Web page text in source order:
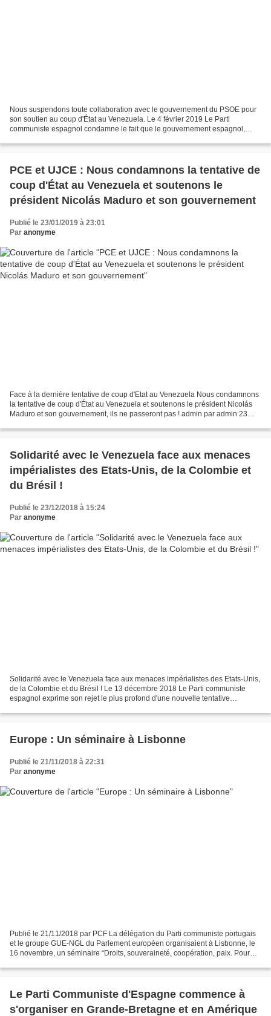
Nous suspendons toute collaboration avec le gouvernement du PSOE pour
son soutien au coup d'État au Venezuela. Le 4 février 2019 Le Parti
communiste espagnol condamne le fait que le gouvernement espagnol,
PCE et UJCE : Nous condamnons la tentative de
coup d'État au Venezuela et soutenons le
président Nicolás Maduro et son gouvernement
Publié le 23/01/2019 à 23:01
Par anonyme
Face à la dernière tentative de coup d'Etat au Venezuela Nous condamnons
la tentative de coup d'État au Venezuela et soutenons le président Nicolás
Maduro et son gouvernement, ils ne passeront pas ! admin par admin 23
Solidarité avec le Venezuela face aux menaces
impérialistes des Etats-Unis, de la Colombie et
du Brésil !
Publié le 23/12/2018 à 15:24
Par anonyme
Solidarité avec le Venezuela face aux menaces impérialistes des Etats-Unis,
de la Colombie et du Brésil ! Le 13 décembre 2018 Le Parti communiste
espagnol exprime son rejet le plus profond d'une nouvelle tentative
Europe : Un séminaire à Lisbonne
Publié le 21/11/2018 à 22:31
Par anonyme
Publié le 21/11/2018 par PCF La délégation du Parti communiste portugais
et le groupe GUE-NGL du Parlement européen organisaient à Lisbonne, le
16 novembre, un séminaire “Droits, souveraineté, coopération, paix. Pour
Le Parti Communiste d'Espagne commence à
s'organiser en Grande-Bretagne et en Amérique